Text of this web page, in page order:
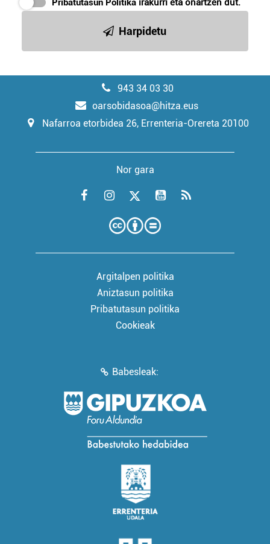
Pribatutasun Politika irakurri eta onartzen dut.
Harpidetu
943 34 03 30
oarsobidasoa@hitza.eus
Nafarroa etorbidea 26, Errenteria-Orereta 20100
Nor gara
Argitalpen politika
Aniztasun politika
Pribatutasun politika
Cookieak
Babesleak: